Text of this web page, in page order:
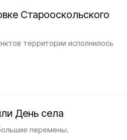
Старооскольского
территории исполнилось
День села
перемены.